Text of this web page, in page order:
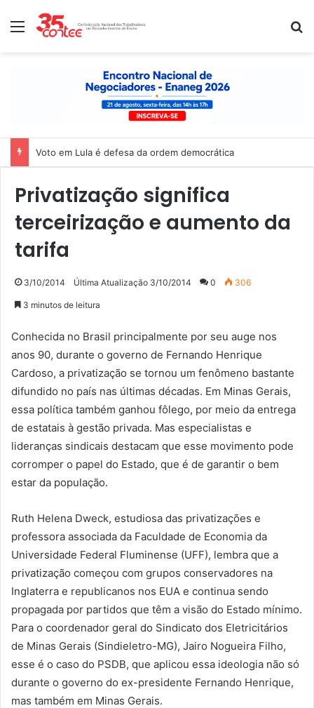
Menu
Voto em Lula é defesa da ordem democrática
Privatização significa
terceirização e aumento da
tarifa
3/10/2014 Última Atualização 3/10/2014 0 306
3 minutos de leitura
Conhecida no Brasil principalmente por seu auge nos
anos 90, durante o governo de Fernando Henrique
Cardoso, a privatização se tornou um fenômeno bastante
difundido no país nas últimas décadas. Em Minas Gerais,
essa política também ganhou fôlego, por meio da entrega
de estatais à gestão privada. Mas especialistas e
lideranças sindicais destacam que esse movimento pode
corromper o papel do Estado, que é de garantir o bem
estar da população.
Ruth Helena Dweck, estudiosa das privatizações e
professora associada da Faculdade de Economia da
Universidade Federal Fluminense (UFF), lembra que a
privatização começou com grupos conservadores na
Inglaterra e republicanos nos EUA e continua sendo
propagada por partidos que têm a visão do Estado mínimo.
Para o coordenador geral do Sindicato dos Eletricitários
de Minas Gerais (Sindieletro-MG), Jairo Nogueira Filho,
esse é o caso do PSDB, que aplicou essa ideologia não só
durante o governo do ex-presidente Fernando Henrique,
mas também em Minas Gerais.